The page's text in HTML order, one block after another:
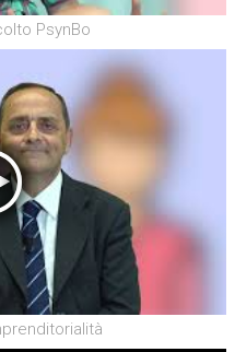
PsynBo